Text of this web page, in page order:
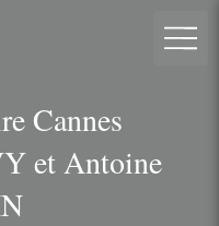
Cannes
et Antoine